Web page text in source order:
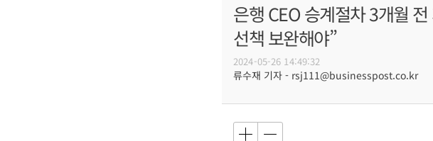
은행 CEO 승계절차 3개월
선책 보완해야”
2024-05-26 14:49:32
류수재 기자 - rsj111@businesspost.co.kr